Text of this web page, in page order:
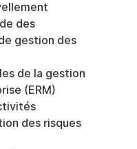
des
gestion des
de la gestion
(ERM)
des risques